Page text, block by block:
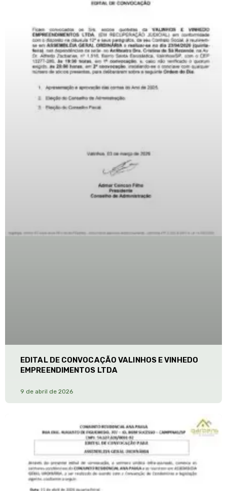
EDITAL DE CONVOCAÇÃO VALINHOS E VINHEDO
EMPREENDIMENTOS LTDA
9 de abril de 2026